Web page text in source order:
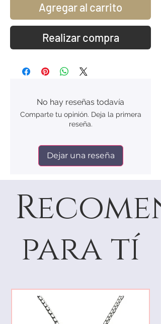
Agregar al carrito
Realizar compra
No hay reseñas todavía
Comparte tu opinión. Deja la primera
reseña.
Dejar una reseña
para tí